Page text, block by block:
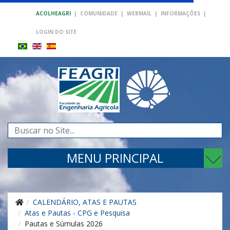
ACOLHEAGRI | COMUNIDADE | WEBMAIL | INFORMAÇÕES |
LOGIN DO SITE
Pesquisar...
MENU PRINCIPAL
CALENDÁRIO, ATAS E PAUTAS
Atas e Pautas - CPG e Pesquisa
Pautas e Súmulas 2026